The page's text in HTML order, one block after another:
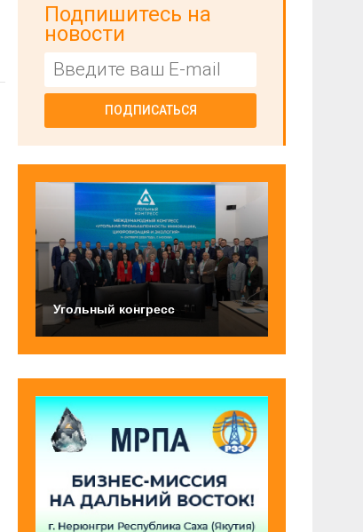
Подпишитесь на
новости
ПОДПИСАТЬСЯ
Угольный конгресс